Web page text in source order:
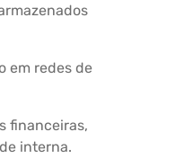
em redes de
financeiras,
interna.